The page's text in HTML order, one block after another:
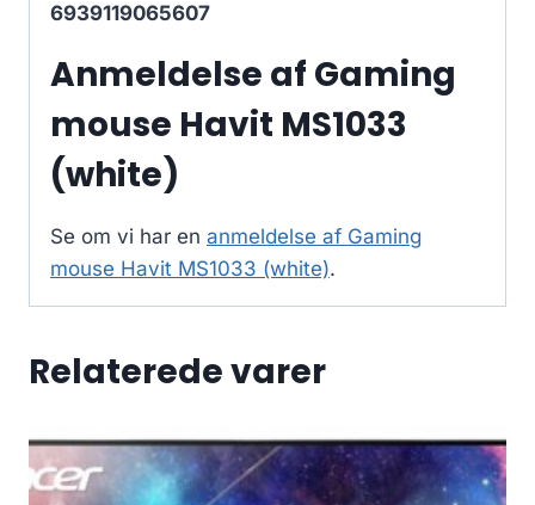
6939119065607
Anmeldelse af Gaming
mouse Havit MS1033
(white)
Se om vi har en anmeldelse af Gaming
mouse Havit MS1033 (white).
Relaterede varer